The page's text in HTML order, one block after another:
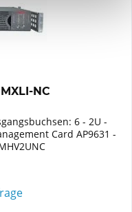
NC
6 - 2U -
Card AP9631 -